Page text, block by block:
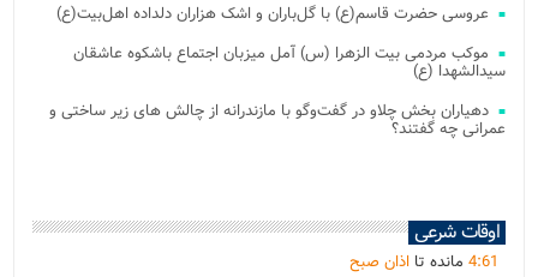
عروسی حضرت قاسم(ع) با گل‌باران و اشک هزاران دلداده اهل‌بیت(ع)
موکب مردمی بیت‌ الزهرا (س) آمل میزبان اجتماع باشکوه عاشقان
سیدالشهدا (ع)
دهیاران بخش چلاو در گفت‌وگو با مازندرانه از چالش های زیر ساختی و
عمرانی چه گفتند؟
اوقات شرعی
4:61 مانده تا اذان صبح